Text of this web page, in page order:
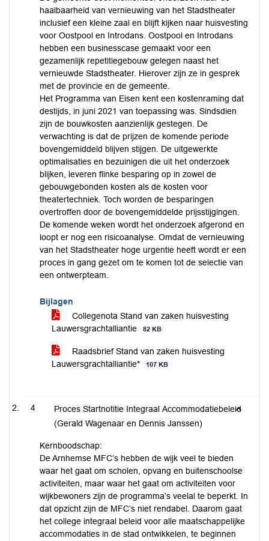
haalbaarheid van vernieuwing van het Stadstheater
inclusief een kleine zaal en blijft kijken naar huisvesting
voor Oostpool en Introdans. Oostpool en Introdans
hebben een businesscase gemaakt voor een
gezamenlijk repetitiegebouw gelegen naast het
vernieuwde Stadstheater. Hierover zijn ze in gesprek
met de provincie en de gemeente.
Het Programma van Eisen kent een kostenraming dat
destijds, in juni 2021 van toepassing was. Sindsdien
zijn de bouwkosten aanzienlijk gestegen. De
verwachting is dat de prijzen de komende periode
bovengemiddeld blijven stijgen. De uitgewerkte
optimalisaties en bezuinigen die uit het onderzoek
blijken, leveren flinke besparing op in zowel de
gebouwgebonden kosten als de kosten voor
theatertechniek. Toch worden de besparingen
overtroffen door de bovengemiddelde prijsstijgingen.
De komende weken wordt het onderzoek afgerond en
loopt er nog een risicoanalyse. Omdat de vernieuwing
van het Stadstheater hoge urgentie heeft wordt er een
proces in gang gezet om te komen tot de selectie van
een ontwerpteam.
Bijlagen
Collegenota Stand van zaken huisvesting
Lauwersgrachtalliantie
82 KB
Raadsbrief Stand van zaken huisvesting
Lauwersgrachtalliantie*
107 KB
4
Proces Startnotitie Integraal Accommodatiebeleid
(Gerald Wagenaar en Dennis Janssen)
Kernboodschap:
De Arnhemse MFC’s hebben de wijk veel te bieden
waar het gaat om scholen, opvang en buitenschoolse
activiteiten, maar waar het gaat om activiteiten voor
wijkbewoners zijn de programma’s veelal te beperkt. In
dat opzicht zijn de MFC’s niet rendabel. Daarom gaat
het college integraal beleid voor alle maatschappelijke
accommodaties in de stad ontwikkelen, te beginnen